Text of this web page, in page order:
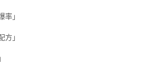
率」
方」